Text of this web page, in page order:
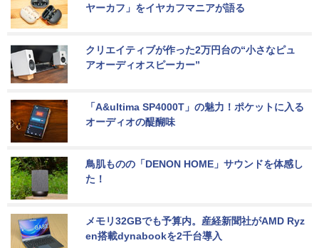
ヤーカフ」をイヤカフマニアが語る
クリエイティブが作った2万円台の“小さなピュ
アオーディオスピーカー”
「A&ultima SP4000T」の魅力！ポケットに入る
オーディオの醍醐味
鳥肌ものの「DENON HOME」サウンドを体感し
た！
メモリ32GBでも予算内。産経新聞社がAMD Ryz
en搭載dynabookを2千台導入